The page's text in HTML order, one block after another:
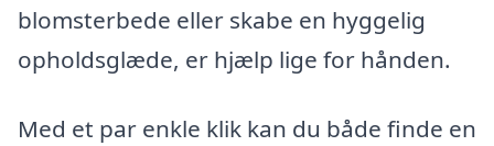
blomsterbede eller skabe en hyggelig
opholdsglæde, er hjælp lige for hånden.
Med et par enkle klik kan du både finde en